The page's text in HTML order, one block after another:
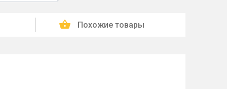
Похожие товары